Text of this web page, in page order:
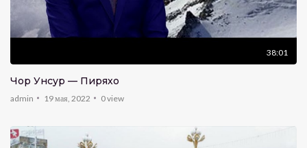
38:01
Чор Унсур — Пиряхҳо
admin 19 мая, 2022 0view